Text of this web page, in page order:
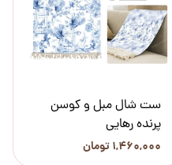
ست شال مبل و کوسن
پرنده رهایی
۱,۴۶۰,۰۰۰ تومان